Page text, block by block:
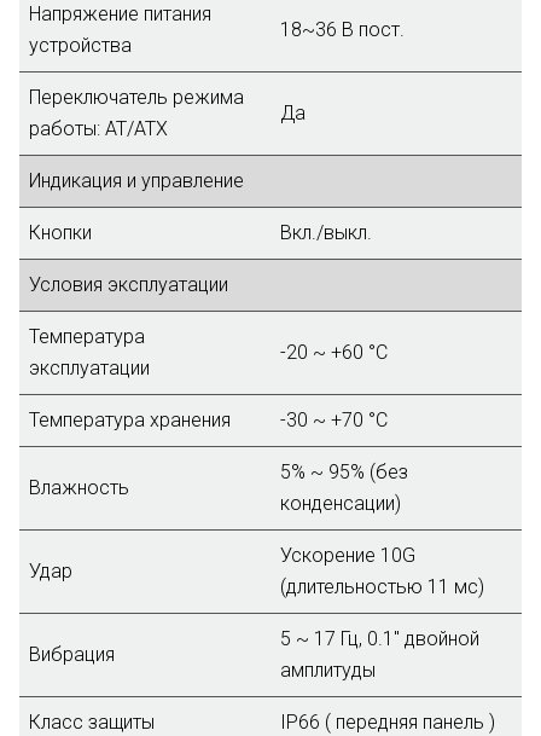
Напряжение питания
устройства
18~36 B пост.
Переключатель режима
работы: AT/ATX
Да
Индикация и управление
Кнопки Вкл./выкл.
Условия эксплуатации
Температура
эксплуатации
-20 ~ +60 °C
Температура хранения -30 ~ +70 °C
Влажность
5% ~ 95% (без
конденсации)
Удар
Ускорение 10G
(длительностью 11 мс)
Вибрация
5 ~ 17 Гц, 0.1" двойной
амплитуды
Класс защиты IP66 ( передняя панель )